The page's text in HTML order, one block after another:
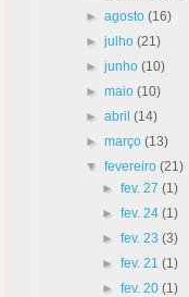
►agosto(16)
►julho(21)
►junho(10)
►maio(10)
►abril(14)
►março(13)
▼fevereiro(21)
► fev. 27 (1)
► fev. 24 (1)
► fev. 23 (3)
► fev. 21 (1)
► fev. 20 (1)